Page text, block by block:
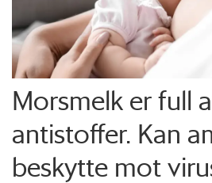
Morsmelk er full
antistoffer. Kan
beskytte mot